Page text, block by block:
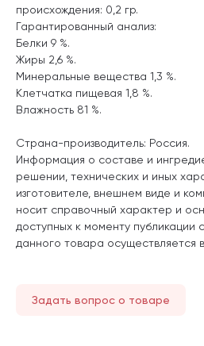
происхождения: 0,2 гр.
Гарантированный анализ:
Белки 9 %.
Жиры 2,6 %.
Минеральные вещества 1,3 %.
Клетчатка пищевая 1,8 %.
Влажность 81 %.
Страна-производитель: Россия.
Информация о составе и
решении, технических и иных
изготовителе, внешнем виде и
носит справочный характер и
доступных к моменту публикации
данного товара осуществляется
Задать вопрос о товаре